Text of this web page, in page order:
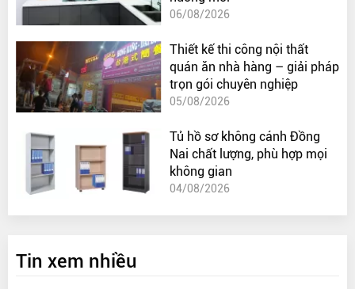
06/08/2026
Thiết kế thi công nội thất
quán ăn nhà hàng – giải pháp
trọn gói chuyên nghiệp
05/08/2026
Tủ hồ sơ không cánh Đồng
Nai chất lượng, phù hợp mọi
không gian
04/08/2026
Tin xem nhiều